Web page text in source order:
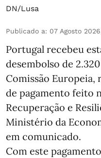
DN/Lusa
Publicado a: 07 Agosto
Portugal recebeu
desembolso de
Comissão Europeia,
de pagamento feito
Recuperação e
Ministério da
em comunicado.
Com este